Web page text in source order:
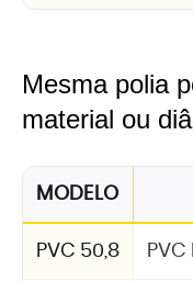
Mesma polia
material ou
MODELO
PVC 50,8